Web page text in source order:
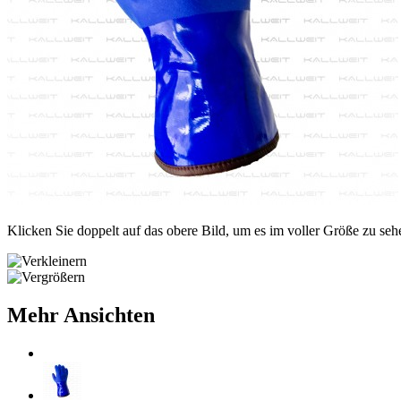
Klicken Sie doppelt auf das obere Bild, um es im voller Größe zu
Mehr Ansichten